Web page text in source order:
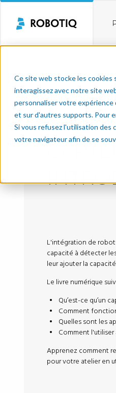
Ce site web stocke les cookies
interagissez avec notre site
personnaliser votre expérience
et sur d'autres supports. Pour
Si vous refusez l'utilisation des
votre navigateur afin de se
L'intégration de
capacité à détecter
leur ajouter la
Le livre numérique
Qu’est-ce qu’un
Comment
Quelles sont les
Comment
Apprenez comment
pour votre atelier en